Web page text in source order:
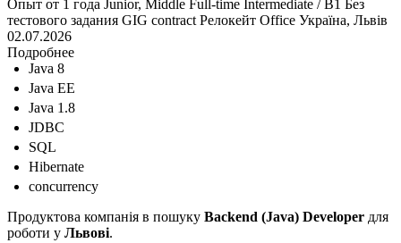
Опыт от 1 года Junior, Middle Full-time Intermediate / B1
Без
тестового задания GIG contract Релокейт Office Україна, Львів
02.07.2026
Подробнее
Java 8
Java EE
Java 1.8
JDBC
SQL
Hibernate
concurrency
Продуктова компанія в пошуку Backend (Java) Developer для
роботи у Львові.